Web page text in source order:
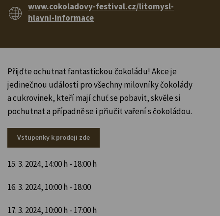
www.cokoladovy-festival.cz/litomysl-
hlavni-informace
Přijďte ochutnat fantastickou čokoládu! Akce je
jedinečnou událostí pro všechny milovníky čokolády
a cukrovinek, kteří mají chuť se pobavit, skvěle si
pochutnat a případně se i přiučit vaření s čokoládou.
Vstupenky k prodeji zde
15. 3. 2024, 14:00 h - 18:00 h
16. 3. 2024, 10:00 h - 18:00
17. 3. 2024, 10:00 h - 17:00 h